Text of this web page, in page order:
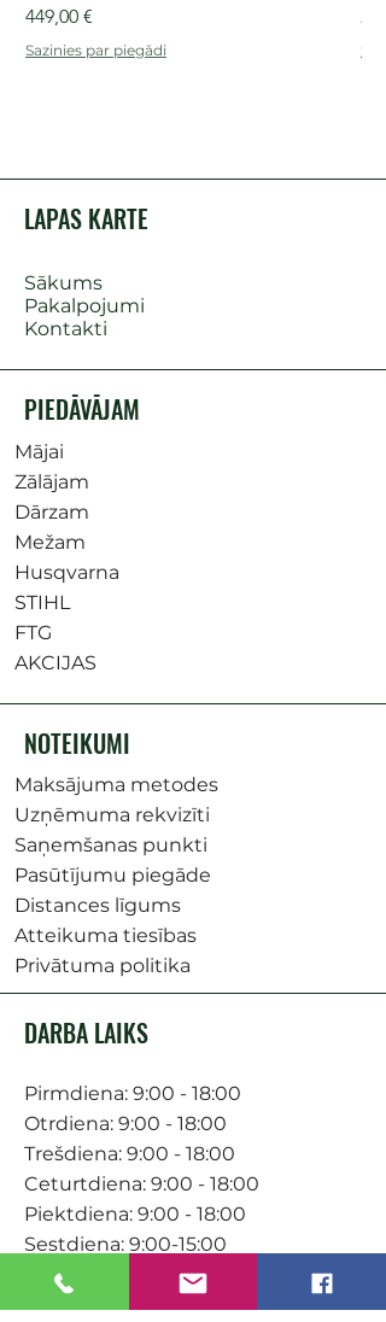
Cena
449,00 €
Sazinies par piegādi
LAPAS KARTE
Sākums
Pakalpojumi
Kontakti
PIEDĀVĀJAM
Mājai
Zālājam
Dārzam
Mežam
Husqvarna
STIHL
FTG
AKCIJAS
NOTEIKUMI
Maksājuma metodes
Uzņēmuma rekvizīti
Saņemšanas punkti
Pasūtījumu piegāde
Distances līgums
Atteikuma tiesības
Privātuma politika
DARBA LAIKS
Pirmdiena: 9:00 - 18:00
Otrdiena: 9:00 - 18:00
Trešdiena: 9:00 - 18:00
Ceturtdiena: 9:00 - 18:00
Piektdiena: 9:00 - 18:00
Sestdiena: 9:00-15:00